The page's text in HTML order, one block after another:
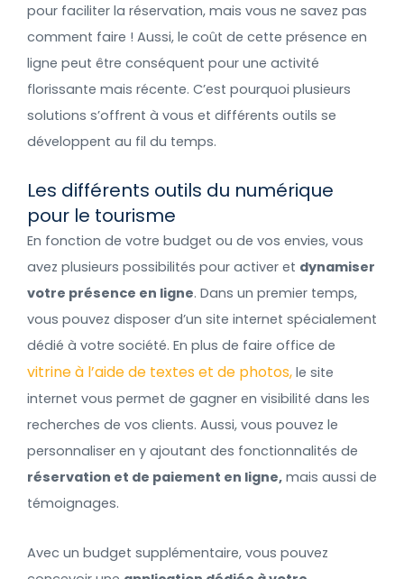
pour faciliter la réservation, mais vous ne savez pas
comment faire ! Aussi, le coût de cette présence en
ligne peut être conséquent pour une activité
florissante mais récente. C’est pourquoi plusieurs
solutions s’offrent à vous et différents outils se
développent au fil du temps.
Les différents outils du numérique
pour le tourisme
En fonction de votre budget ou de vos envies, vous
avez plusieurs possibilités pour activer et dynamiser
votre présence en ligne. Dans un premier temps,
vous pouvez disposer d’un site internet spécialement
dédié à votre société. En plus de faire office de
vitrine à l’aide de textes et de photos, le site
internet vous permet de gagner en visibilité dans les
recherches de vos clients. Aussi, vous pouvez le
personnaliser en y ajoutant des fonctionnalités de
réservation et de paiement en ligne, mais aussi de
témoignages.
Avec un budget supplémentaire, vous pouvez